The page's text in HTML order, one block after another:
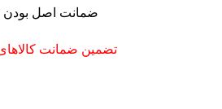
ضمانت اصل بودن
تضمین ضمانت